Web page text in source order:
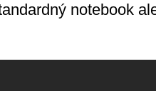
notebook